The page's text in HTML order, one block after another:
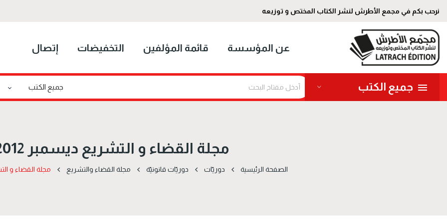
نرحب بكم في مجمع الأطرش لنشر الكتاب المختص و توزيعه
عن المؤسسة قائمة المؤلفين التخفيضات إتصال
جميع الكتب
مجلة القضاء و التشريع ديسمبر 2012
الصفحة الرئيسية دوریّات دوریّات قانونیّة مجلة القضاء والتشريع مجلة القضاء و